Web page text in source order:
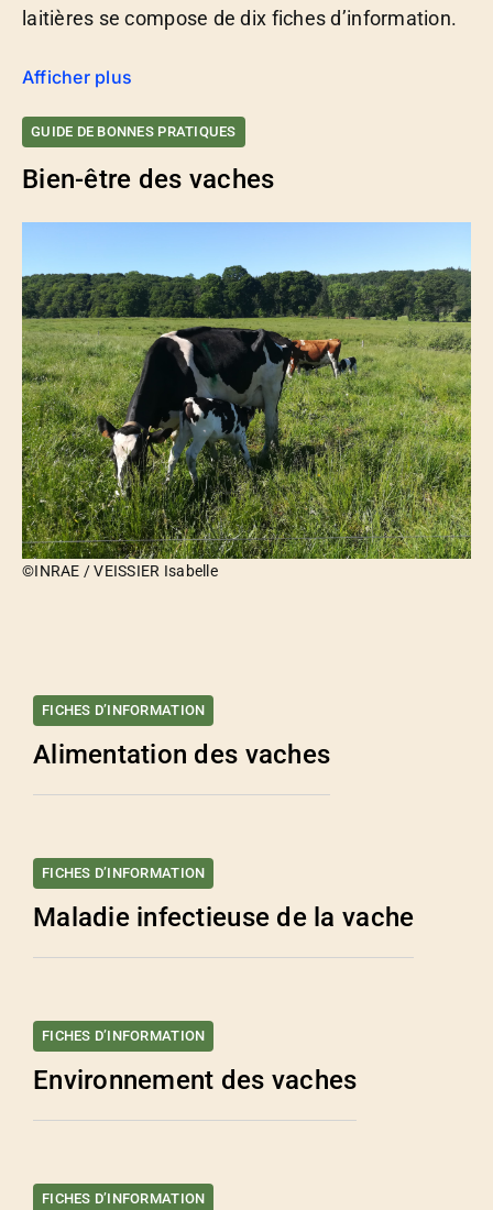
laitières se compose de dix fiches d’information.
Afficher plus
GUIDE DE BONNES PRATIQUES
Bien-être des vaches
©INRAE / VEISSIER Isabelle
FICHES D’INFORMATION
Alimentation des vaches
FICHES D’INFORMATION
Maladie infectieuse de la vache
FICHES D’INFORMATION
Environnement des vaches
FICHES D’INFORMATION